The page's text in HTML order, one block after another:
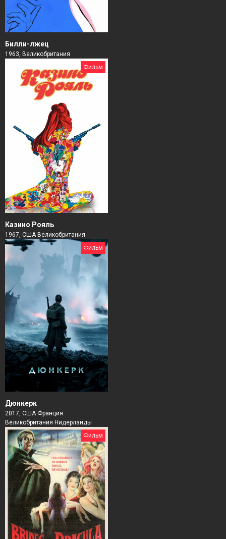
Билли-лжец
1963, Великобритания
Фильм
Казино Рояль
1967, США Великобритания
Фильм
Дюнкерк
2017, США Франция
Великобритания Нидерланды
Фильм